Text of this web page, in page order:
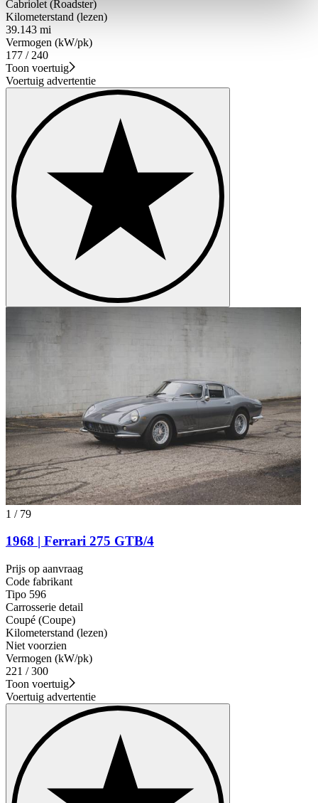
weiteren Daten zusammen, die Sie ihnen bereitgestellt
haben oder die sie im Rahmen Ihrer Nutzung der Dienste
gesammelt haben.
Cabriolet (Roadster)
Kilometerstand (lezen)
39.143 mi
Vermogen (kW/pk)
177 / 240
Toon voertuig
Voertuig advertentie
1 / 79
1968 | Ferrari 275 GTB/4
Prijs op aanvraag
Code fabrikant
Tipo 596
Carrosserie detail
Coupé (Coupe)
Kilometerstand (lezen)
Niet voorzien
Vermogen (kW/pk)
221 / 300
Toon voertuig
Voertuig advertentie